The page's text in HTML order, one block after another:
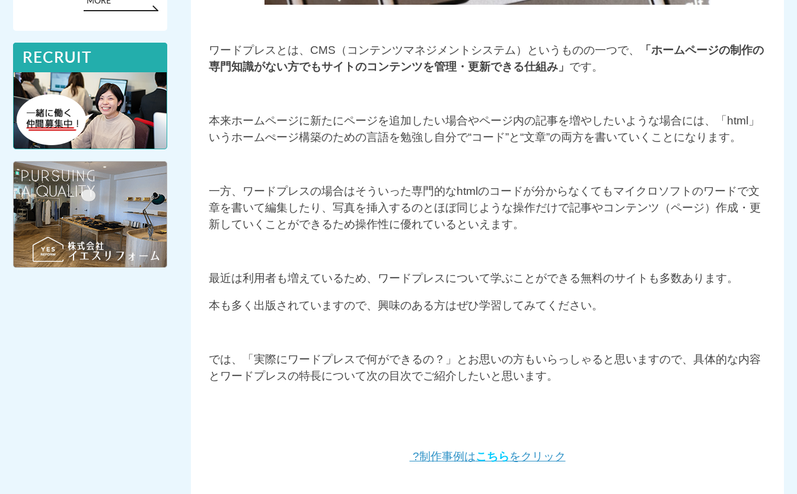
ワードプレスとは、CMS（コンテンツマネジメントシステム）というものの一つで、
「ホームページの制作の
専門知識がない方でもサイトのコンテンツを管理・更新できる仕組み」 です。
本来ホームページに新たにページを追加したい場合やページ内の記事を増やしたいような場合には、「html」
いうホームぺージ構築のための言語を勉強し自分で“コード”と“文章”の両方を書いていくことになります。
一方、ワードプレスの場合はそういった専門的なhtmlのコードが分からなくてもマイクロソフトのワードで文
章を書いて編集したり、写真を挿入するのとほぼ同じような操作だけで記事やコンテンツ（ページ）作成・更
新していくことができるため操作性に優れているといえます。
最近は利用者も増えているため、ワードプレスについて学ぶことができる無料のサイトも多数あります。
本も多く出版されていますので、興味のある方はぜひ学習してみてください。
では、「実際にワードプレスで何ができるの？」とお思いの方もいらっしゃると思いますので、具体的な内容
とワードプレスの特長について次の目次でご紹介したいと思います。
?制作事例はこちらをクリック